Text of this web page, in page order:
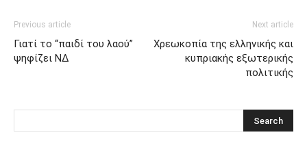
Previous article
Γιατί το “παιδί του λαού”
ψηφίζει ΝΔ
Next article
Χρεωκοπία της ελληνικής και
κυπριακής εξωτερικής
πολιτικής